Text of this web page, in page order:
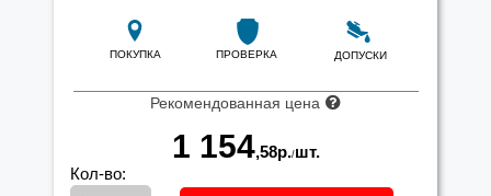
ПОКУПКА ПРОВЕРКА ДОПУСКИ
Рекомендованная цена
1 154,58р./шт.
Кол-во: